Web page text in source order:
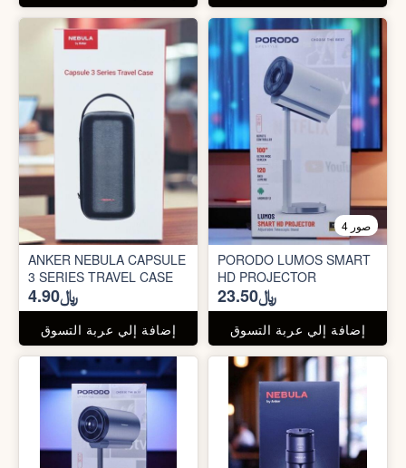
ANKER NEBULA CAPSULE
3 SERIES TRAVEL CASE
﷼4.90
إضافة إلي عربة التسوق
4 صور
PORODO LUMOS SMART
HD PROJECTOR
﷼23.50
إضافة إلي عربة التسوق